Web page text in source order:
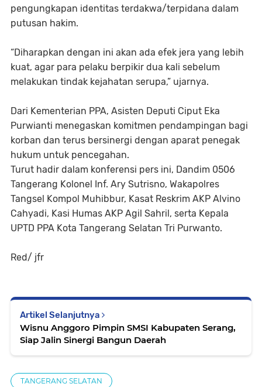
pengungkapan identitas terdakwa/terpidana dalam
putusan hakim.
“Diharapkan dengan ini akan ada efek jera yang lebih
kuat, agar para pelaku berpikir dua kali sebelum
melakukan tindak kejahatan serupa,” ujarnya.
Dari Kementerian PPA, Asisten Deputi Ciput Eka
Purwianti menegaskan komitmen pendampingan bagi
korban dan terus bersinergi dengan aparat penegak
hukum untuk pencegahan.
Turut hadir dalam konferensi pers ini, Dandim 0506
Tangerang Kolonel Inf. Ary Sutrisno, Wakapolres
Tangsel Kompol Muhibbur, Kasat Reskrim AKP Alvino
Cahyadi, Kasi Humas AKP Agil Sahril, serta Kepala
UPTD PPA Kota Tangerang Selatan Tri Purwanto.
Red/ jfr
Artikel Selanjutnya
Wisnu Anggoro Pimpin SMSI Kabupaten Serang,
Siap Jalin Sinergi Bangun Daerah
TANGERANG SELATAN